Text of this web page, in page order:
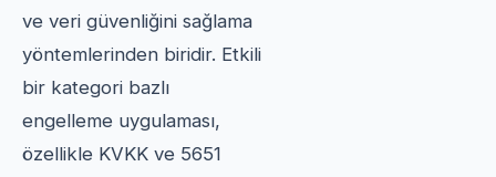
ve veri güvenliğini sağlama
yöntemlerinden biridir. Etkili
bir kategori bazlı
engelleme uygulaması,
özellikle KVKK ve 5651